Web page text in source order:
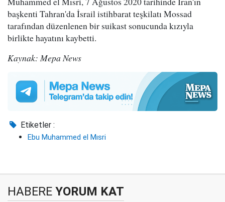
başkenti Tahran'da İsrail istihbarat teşkilatı Mossad
tarafından düzenlenen bir suikast sonucunda kızıyla
birlikte hayatını kaybetti.
Kaynak: Mepa News
Etiketler :
Ebu Muhammed el Mısri
HABERE YORUM KAT